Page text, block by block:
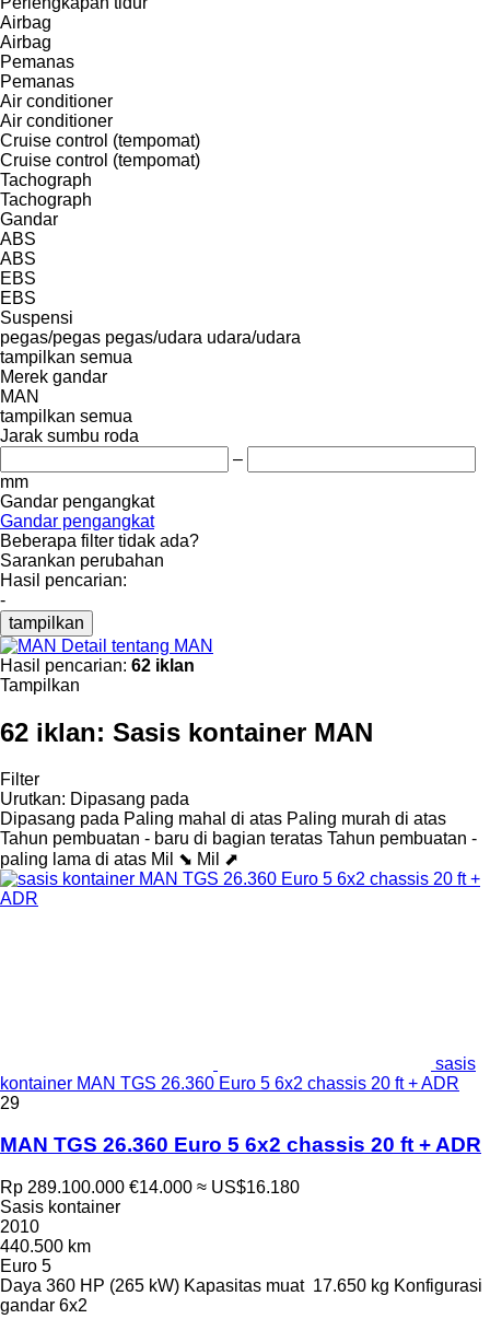
Airbag
Airbag
Pemanas
Pemanas
Air conditioner
Air conditioner
Cruise control (tempomat)
Cruise control (tempomat)
Tachograph
Tachograph
Gandar
ABS
ABS
EBS
EBS
Suspensi
pegas/pegas pegas/udara udara/udara
tampilkan semua
Merek gandar
MAN
tampilkan semua
Jarak sumbu roda
–
mm
Gandar pengangkat
Gandar pengangkat
Beberapa filter tidak ada?
Sarankan perubahan
Hasil pencarian:
-
tampilkan
Detail tentang MAN
Hasil pencarian: 62 iklan
Tampilkan
62 iklan: Sasis kontainer MAN
Filter
Urutkan: Dipasang pada
Dipasang pada Paling mahal di atas Paling murah di atas
Tahun pembuatan - baru di bagian teratas Tahun pembuatan -
paling lama di atas Mil ⬊ Mil ⬈
sasis
kontainer MAN TGS 26.360 Euro 5 6x2 chassis 20 ft + ADR
29
MAN TGS 26.360 Euro 5 6x2 chassis 20 ft + ADR
Rp 289.100.000 €14.000 ≈ US$16.180
Sasis kontainer
2010
440.500 km
Euro 5
Daya 360 HP (265 kW) Kapasitas muat 17.650 kg Konfigurasi
gandar 6x2